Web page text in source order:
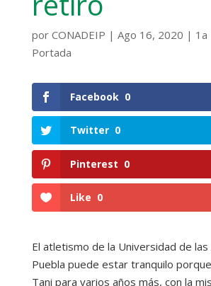
por CONADEIP | Ago 16, 2020 | 1a
Portada
Facebook 0
Twitter 0
Pinterest 0
Like 0
El atletismo de la Universidad de las
Puebla puede estar tranquilo
Tani para varios años más, con la